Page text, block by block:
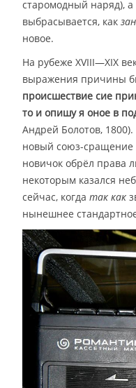
старомодный наряд),
выбрасывается, как
новое.
На рубеже XVIII—XIX
выражения причины
происшествие сие
то и опишу я оное в
Андрей Болотов,
новый союз-сращение
новичок обрёл права
некоторым казался
сейчас, когда так как
нынешнее